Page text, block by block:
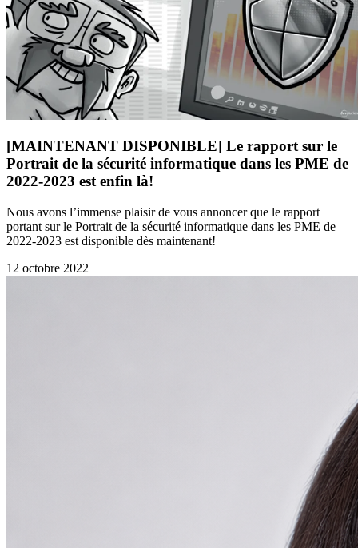
[MAINTENANT DISPONIBLE] Le rapport sur le
Portrait de la sécurité informatique dans les PME de
2022-2023 est enfin là!
Nous avons l’immense plaisir de vous annoncer que le rapport
portant sur le Portrait de la sécurité informatique dans les PME de
2022-2023 est disponible dès maintenant!
12 octobre 2022